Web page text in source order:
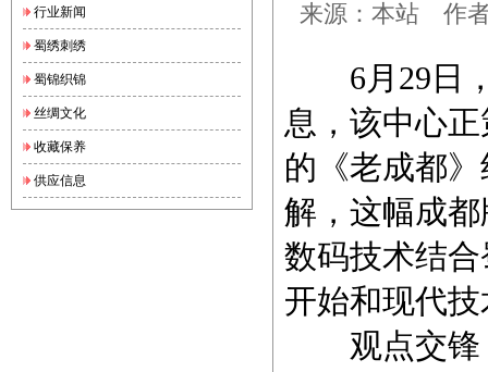
行业新闻
蜀绣刺绣
蜀锦织锦
丝绸文化
收藏保养
供应信息
来源：本站 作
6月29日，
息，该中心
的《老成都
解，这幅成
数码技术结
开始和现代
观点交锋